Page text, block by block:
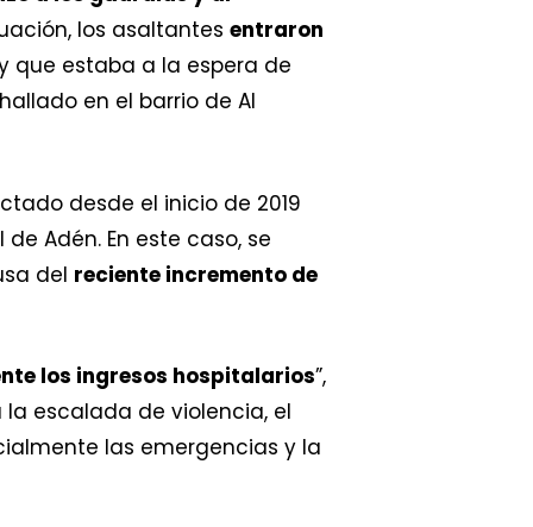
los asaltantes entraron
estaba a la espera de
en el barrio de Al
desde el inicio de 2019
Adén. En este caso, se
del reciente incremento de
los ingresos hospitalarios”,
la escalada de violencia, el
las emergencias y la